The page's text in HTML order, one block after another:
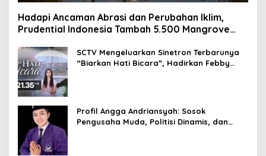
Hadapi Ancaman Abrasi dan Perubahan Iklim,
Prudential Indonesia Tambah 5.500 Mangrove
SCTV Mengeluarkan Sinetron Terbarunya
“Biarkan Hati Bicara”, Hadirkan Febby
Profil Angga Andriansyah: Sosok
Pengusaha Muda, Politisi Dinamis, dan